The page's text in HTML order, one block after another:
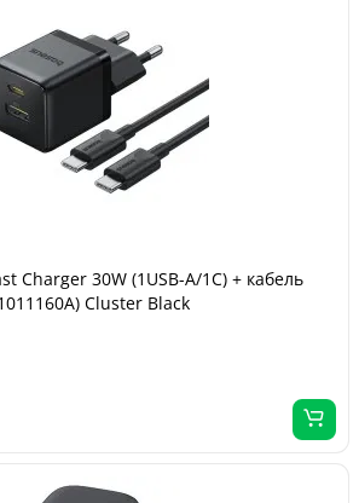
Charger 30W (1USB-A/1C) + кабель
Cluster Black